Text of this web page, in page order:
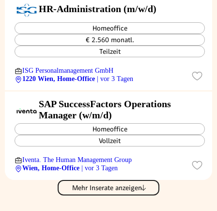
HR-Administration (m/w/d)
Homeoffice
€ 2.560 monatl.
Teilzeit
ISG Personalmanagement GmbH
1220 Wien, Home-Office
| vor 3 Tagen
SAP SuccessFactors Operations
Manager (w/m/d)
Homeoffice
Vollzeit
Iventa. The Human Management Group
Wien, Home-Office
| vor 3 Tagen
Mehr Inserate anzeigen